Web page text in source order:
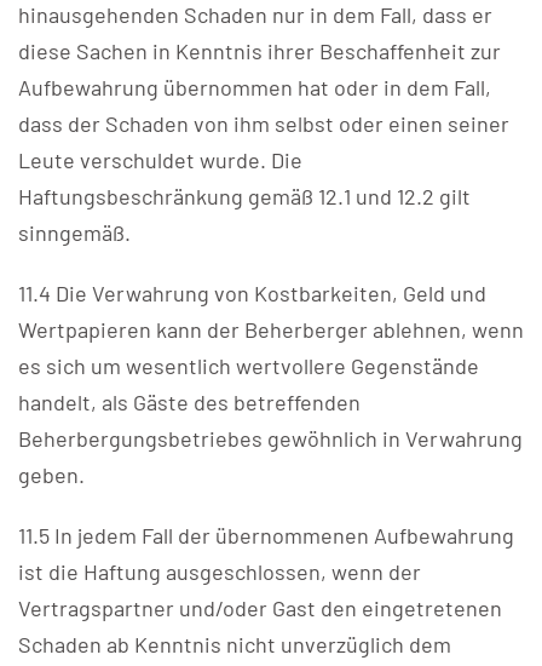
hinausgehenden Schaden nur in dem Fall, dass er
diese Sachen in Kenntnis ihrer Beschaffenheit zur
Aufbewahrung übernommen hat oder in dem Fall,
dass der Schaden von ihm selbst oder einen seiner
Leute verschuldet wurde. Die
Haftungsbeschränkung gemäß 12.1 und 12.2 gilt
sinngemäß.
11.4 Die Verwahrung von Kostbarkeiten, Geld und
Wertpapieren kann der Beherberger ablehnen, wenn
es sich um wesentlich wertvollere Gegenstände
handelt, als Gäste des betreffenden
Beherbergungsbetriebes gewöhnlich in Verwahrung
geben.
11.5 In jedem Fall der übernommenen Aufbewahrung
ist die Haftung ausgeschlossen, wenn der
Vertragspartner und/oder Gast den eingetretenen
Schaden ab Kenntnis nicht unverzüglich dem